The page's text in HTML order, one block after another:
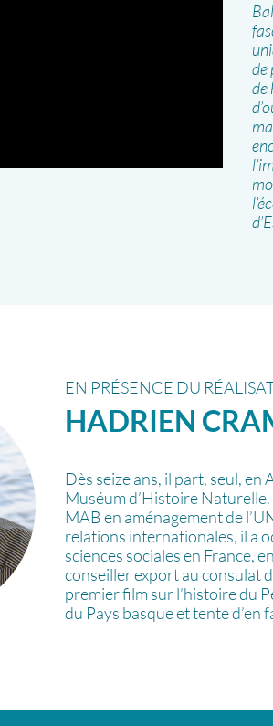
de
de
EN PRÉSENCE DU
HADRIEN
Dès seize ans, il part, seul,
Muséum d’Histoire
MAB en aménagement de
relations internationales, il a
sciences sociales en France,
conseiller export au consulat
premier film sur l’histoire du
du Pays basque et tente d’en